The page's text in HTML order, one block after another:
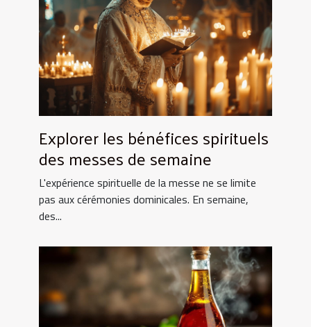
Explorer les bénéfices spirituels
des messes de semaine
L'expérience spirituelle de la messe ne se limite
pas aux cérémonies dominicales. En semaine,
des...